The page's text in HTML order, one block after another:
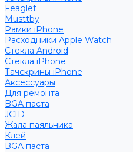
Feaglet
Musttby
Рамки iPhone
Расходники Apple Watch
Стекла Android
Стекла iPhone
Тачскрины iPhone
Аксессуары
Для ремонта
BGA паста
JCID
Жала паяльника
Клей
BGA паста